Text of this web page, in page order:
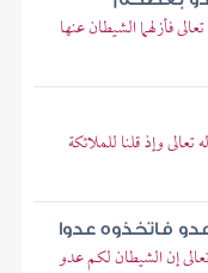
فأزلهما الشيطان عنها
وإذ قلنا للملائكة
فاتخذوه عدوا
إن الشيطان لكم عدو